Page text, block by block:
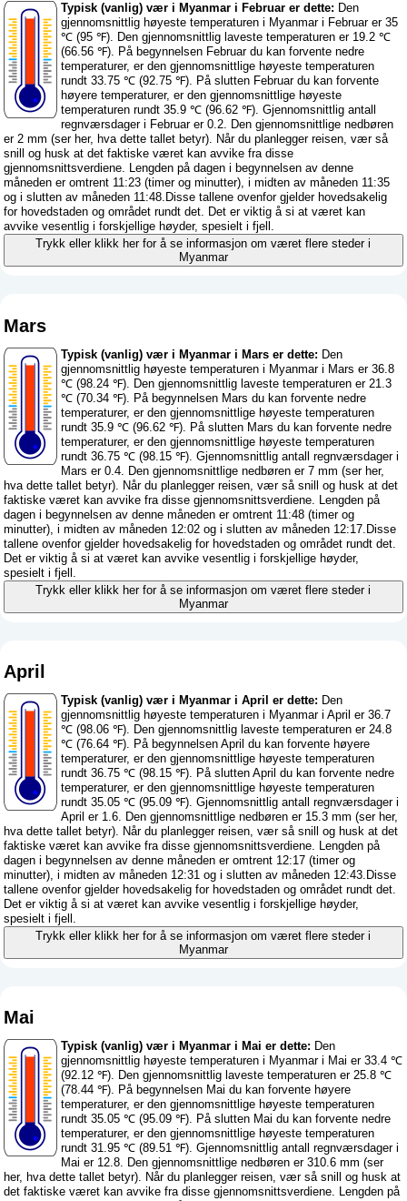
Typisk (vanlig) vær i Myanmar i Februar er dette: Den
gjennomsnittlig høyeste temperaturen i Myanmar i Februar er 35
℃ (95 ℉). Den gjennomsnittlig laveste temperaturen er 19.2 ℃
(66.56 ℉). På begynnelsen Februar du kan forvente nedre
temperaturer, er den gjennomsnittlige høyeste temperaturen
rundt 33.75 ℃ (92.75 ℉). På slutten Februar du kan forvente
høyere temperaturer, er den gjennomsnittlige høyeste
temperaturen rundt 35.9 ℃ (96.62 ℉). Gjennomsnittlig antall
regnværsdager i Februar er 0.2. Den gjennomsnittlige nedbøren
er 2 mm (ser her, hva dette tallet betyr). Når du planlegger reisen, vær så
snill og husk at det faktiske været kan avvike fra disse
gjennomsnittsverdiene. Lengden på dagen i begynnelsen av denne
måneden er omtrent 11:23 (timer og minutter), i midten av måneden 11:35
og i slutten av måneden 11:48.Disse tallene ovenfor gjelder hovedsakelig
for hovedstaden og området rundt det. Det er viktig å si at været kan
avvike vesentlig i forskjellige høyder, spesielt i fjell.
Trykk eller klikk her for å se informasjon om været flere steder i
Myanmar
Mars
Typisk (vanlig) vær i Myanmar i Mars er dette: Den
gjennomsnittlig høyeste temperaturen i Myanmar i Mars er 36.8
℃ (98.24 ℉). Den gjennomsnittlig laveste temperaturen er 21.3
℃ (70.34 ℉). På begynnelsen Mars du kan forvente nedre
temperaturer, er den gjennomsnittlige høyeste temperaturen
rundt 35.9 ℃ (96.62 ℉). På slutten Mars du kan forvente nedre
temperaturer, er den gjennomsnittlige høyeste temperaturen
rundt 36.75 ℃ (98.15 ℉). Gjennomsnittlig antall regnværsdager i
Mars er 0.4. Den gjennomsnittlige nedbøren er 7 mm (ser her,
hva dette tallet betyr). Når du planlegger reisen, vær så snill og husk at det
faktiske været kan avvike fra disse gjennomsnittsverdiene. Lengden på
dagen i begynnelsen av denne måneden er omtrent 11:48 (timer og
minutter), i midten av måneden 12:02 og i slutten av måneden 12:17.Disse
tallene ovenfor gjelder hovedsakelig for hovedstaden og området rundt det.
Det er viktig å si at været kan avvike vesentlig i forskjellige høyder,
spesielt i fjell.
Trykk eller klikk her for å se informasjon om været flere steder i
Myanmar
April
Typisk (vanlig) vær i Myanmar i April er dette: Den
gjennomsnittlig høyeste temperaturen i Myanmar i April er 36.7
℃ (98.06 ℉). Den gjennomsnittlig laveste temperaturen er 24.8
℃ (76.64 ℉). På begynnelsen April du kan forvente høyere
temperaturer, er den gjennomsnittlige høyeste temperaturen
rundt 36.75 ℃ (98.15 ℉). På slutten April du kan forvente nedre
temperaturer, er den gjennomsnittlige høyeste temperaturen
rundt 35.05 ℃ (95.09 ℉). Gjennomsnittlig antall regnværsdager i
April er 1.6. Den gjennomsnittlige nedbøren er 15.3 mm (ser her,
hva dette tallet betyr). Når du planlegger reisen, vær så snill og husk at det
faktiske været kan avvike fra disse gjennomsnittsverdiene. Lengden på
dagen i begynnelsen av denne måneden er omtrent 12:17 (timer og
minutter), i midten av måneden 12:31 og i slutten av måneden 12:43.Disse
tallene ovenfor gjelder hovedsakelig for hovedstaden og området rundt det.
Det er viktig å si at været kan avvike vesentlig i forskjellige høyder,
spesielt i fjell.
Trykk eller klikk her for å se informasjon om været flere steder i
Myanmar
Mai
Typisk (vanlig) vær i Myanmar i Mai er dette: Den
gjennomsnittlig høyeste temperaturen i Myanmar i Mai er 33.4 ℃
(92.12 ℉). Den gjennomsnittlig laveste temperaturen er 25.8 ℃
(78.44 ℉). På begynnelsen Mai du kan forvente høyere
temperaturer, er den gjennomsnittlige høyeste temperaturen
rundt 35.05 ℃ (95.09 ℉). På slutten Mai du kan forvente nedre
temperaturer, er den gjennomsnittlige høyeste temperaturen
rundt 31.95 ℃ (89.51 ℉). Gjennomsnittlig antall regnværsdager i
Mai er 12.8. Den gjennomsnittlige nedbøren er 310.6 mm (ser
her, hva dette tallet betyr). Når du planlegger reisen, vær så snill og husk at
det faktiske været kan avvike fra disse gjennomsnittsverdiene. Lengden på